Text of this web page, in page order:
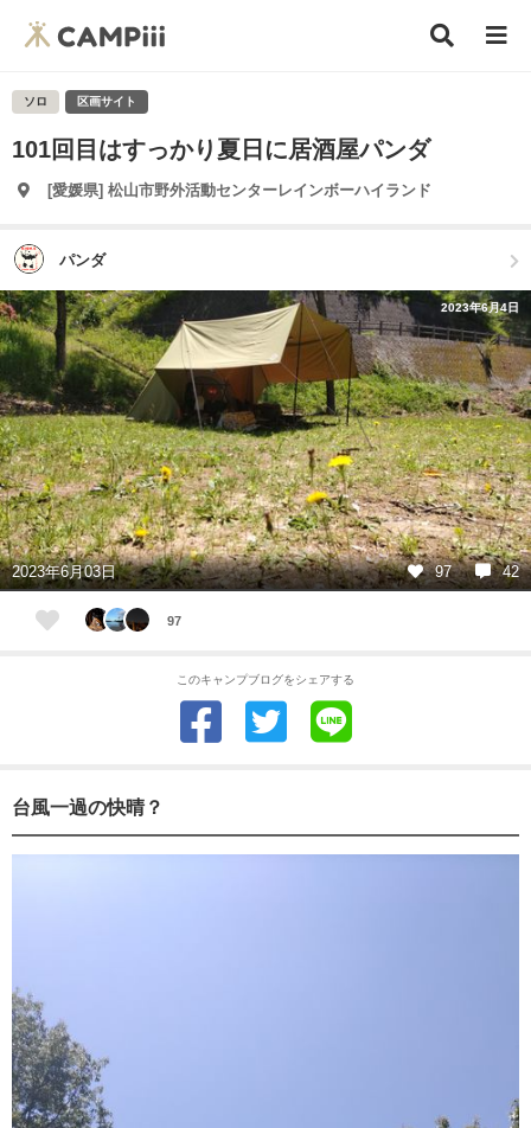
ソロ 区画サイト
101回目はすっかり夏日に居酒屋パンダ
[愛媛県] 松山市野外活動センターレインボーハイランド
パンダ
2023年6月4日
2023年6月03日 97 42
97
このキャンプブログをシェアする
台風一過の快晴？